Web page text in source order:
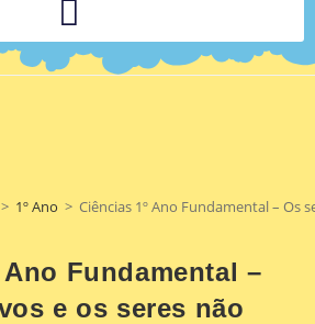
> 1º Ano > Ciências 1º Ano Fundamental – Os
Ano Fundamental –
e os seres não